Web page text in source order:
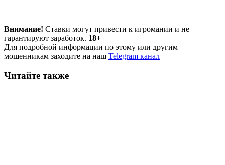
Внимание! Ставки могут привести к игромании и не
гарантируют заработок. 18+
Для подробной информации по этому или другим
мошенникам заходите на наш Telegram канал
Читайте также